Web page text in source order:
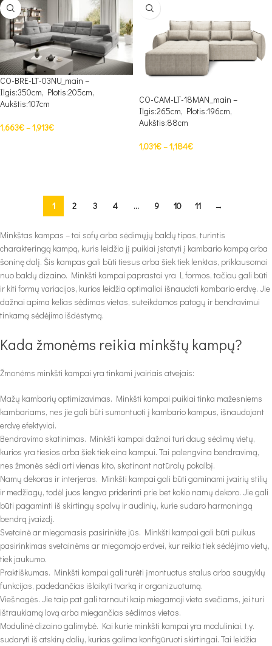
CO-BRE-LT-03NU_main –
Ilgis:350cm, Plotis:205cm,
Aukštis:107cm
1,663€–1,913€
CO-CAM-LT-18MAN_main –
Ilgis:265cm, Plotis:196cm,
Aukštis:88cm
1,031€–1,184€
1 2 3 4 … 9 10 11 →
Minkštas kampas – tai sofų arba sėdimųjų baldų tipas, turintis
charakteringą kampą, kuris leidžia jį puikiai įstatyti į kambario kampą arba
šoninę dalį. Šis kampas gali būti tiesus arba šiek tiek lenktas, priklausomai
nuo baldų dizaino. Minkšti kampai paprastai yra L formos, tačiau gali būti
ir kiti formų variacijos, kurios leidžia optimaliai išnaudoti kambario erdvę. Jie
dažnai apima kelias sėdimas vietas, suteikdamos patogų ir bendravimui
tinkamą sėdėjimo išdėstymą.
Kada žmonėms reikia minkštų kampų?
Žmonėms minkšti kampai yra tinkami įvairiais atvejais:
Mažų kambarių optimizavimas. Minkšti kampai puikiai tinka mažesniems
kambariams, nes jie gali būti sumontuoti į kambario kampus, išnaudojant
erdvę efektyviai.
Bendravimo skatinimas. Minkšti kampai dažnai turi daug sėdimų vietų,
kurios yra tiesios arba šiek tiek eina kampui. Tai palengvina bendravimą,
nes žmonės sėdi arti vienas kito, skatinant natūralų pokalbį.
Namų dekoras ir interjeras. Minkšti kampai gali būti gaminami įvairių stilių
ir medžiagų, todėl juos lengva priderinti prie bet kokio namų dekoro. Jie gali
būti pagaminti iš skirtingų spalvų ir audinių, kurie sudaro harmoningą
bendrą įvaizdį.
Svetainė ar miegamasis pasirinkite jūs. Minkšti kampai gali būti puikus
pasirinkimas svetainėms ar miegamojo erdvei, kur reikia tiek sėdėjimo vietų,
tiek jaukumo.
Praktiškumas. Minkšti kampai gali turėti įmontuotus stalus arba saugyklų
funkcijas, padedančias išlaikyti tvarką ir organizuotumą.
Viešnagės. Jie taip pat gali tarnauti kaip miegamoji vieta svečiams, jei turi
ištraukiamą lovą arba miegančias sėdimas vietas.
Modulinė dizaino galimybė. Kai kurie minkšti kampai yra moduliniai, t.y.
sudaryti iš atskirų dalių, kurias galima konfigūruoti skirtingai. Tai leidžia